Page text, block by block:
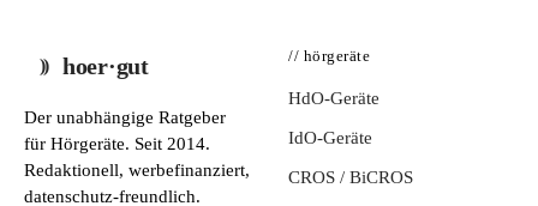
hoer·gut
Der unabhängige Ratgeber
für Hörgeräte. Seit 2014.
Redaktionell, werbefinanziert,
datenschutz-freundlich.
// hörgeräte
HdO-Geräte
IdO-Geräte
CROS / BiCROS